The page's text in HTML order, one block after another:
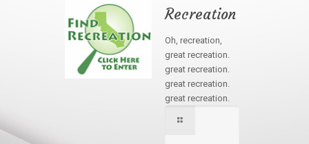
Recreation
Oh, recreation,
great recreation.
great recreation.
great recreation.
great recreation.